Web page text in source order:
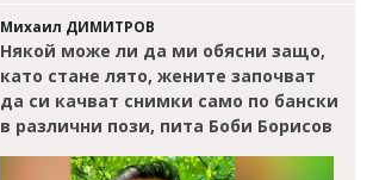
Михаил ДИМИТРОВ
Някой може ли да ми обясни защо,
като стане лято, жените започват
да си качват снимки само по бански
в различни пози, пита Боби Борисов